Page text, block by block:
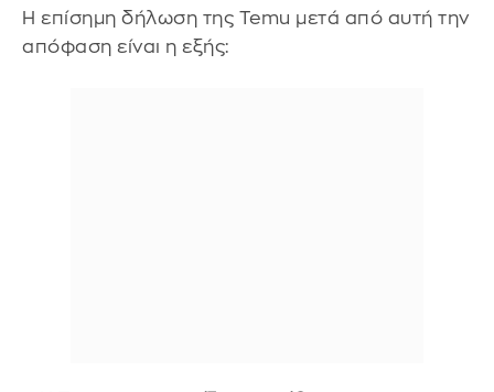
Η επίσημη δήλωση της Temu μετά από αυτή την
απόφαση είναι η εξής: